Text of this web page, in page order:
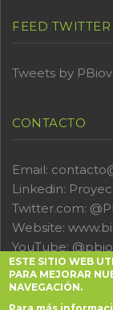
FEED TWITTER
Tweets by
CONTACTO
Email:
Linkedin:
Twitter.com:
Website:
YouTube:
ESTE SITIO WEB
PARA MEJORAR
NAVEGACIÓN.